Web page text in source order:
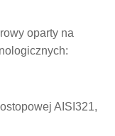
oparty na
AISI321,